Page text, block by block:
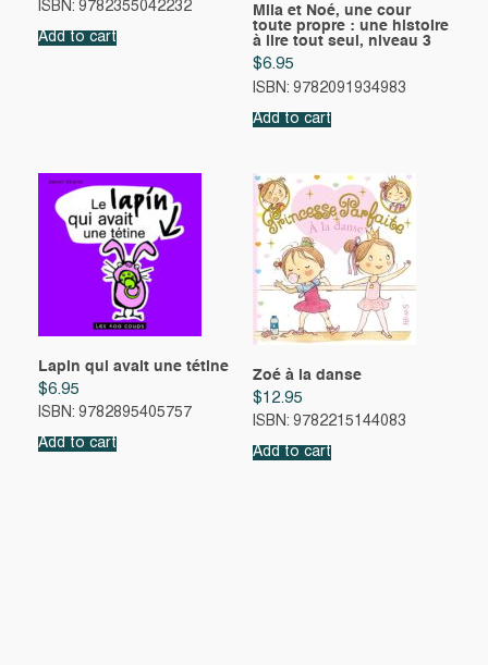
ISBN: 9782355042232
Add to cart
Mila et Noé, une cour
toute propre : une histoire
à lire tout seul, niveau 3
$6.95
ISBN: 9782091934983
Add to cart
Lapin qui avait une tétine
$6.95
ISBN: 9782895405757
Add to cart
Zoé à la danse
$12.95
ISBN: 9782215144083
Add to cart